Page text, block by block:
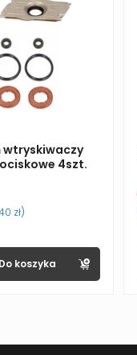
wtryskiwaczy
4szt.
zł)
Do koszyka